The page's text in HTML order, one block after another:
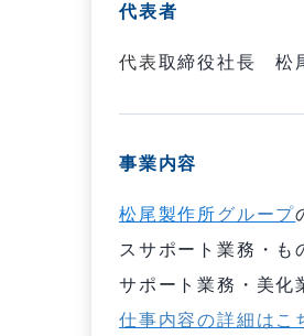
代表者
代表取締役社長 松
事業内容
松尾製作所グループ
スサポート業務・も
サポート業務・美化
仕事内容の詳細はこ